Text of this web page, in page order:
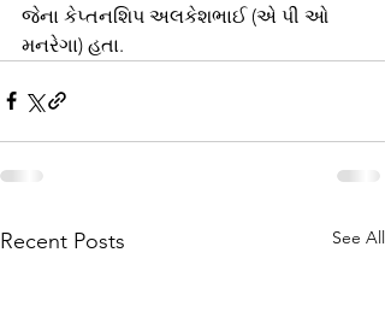
જેના કેપ્તનશિપ અલકેશભાઈ (એ પી ઓ
મનરેગા) હતા.
Recent Posts See All